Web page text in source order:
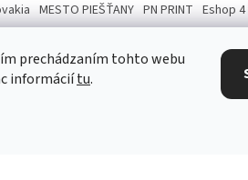
prechádzaním tohto webu
informáciítu.
MESTO PIEŠŤANY PN PRINT